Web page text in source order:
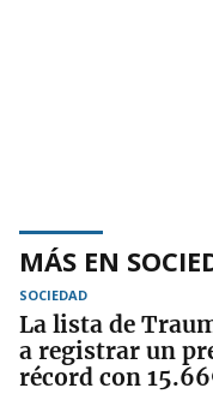
MÁS EN
SOCIEDAD
La lista de
a registrar un
récord con